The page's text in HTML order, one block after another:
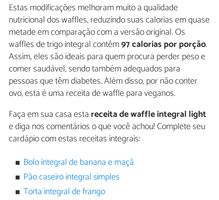
Estas modificações melhoram muito a qualidade
nutricional dos waffles, reduzindo suas calorias em quase
metade em comparação com a versão original. Os
waffles de trigo integral contêm97 calorias por porção.
Assim, eles são ideais para quem procura perder peso e
comer saudável, sendo também adequados para
pessoas que têm diabetes. Além disso, por não conter
ovo, esta é uma receita de waffle para veganos.
Faça em sua casa esta receita de waffle integral light
e diga nos comentários o que você achou! Complete seu
cardápio com estas receitas integrais:
Bolo integral de banana e maçã
Pão caseiro integral simples
Torta integral de frango